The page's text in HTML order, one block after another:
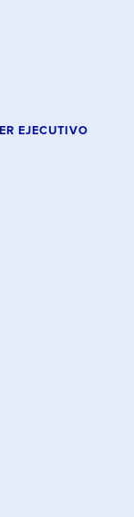
EJECUTIVO